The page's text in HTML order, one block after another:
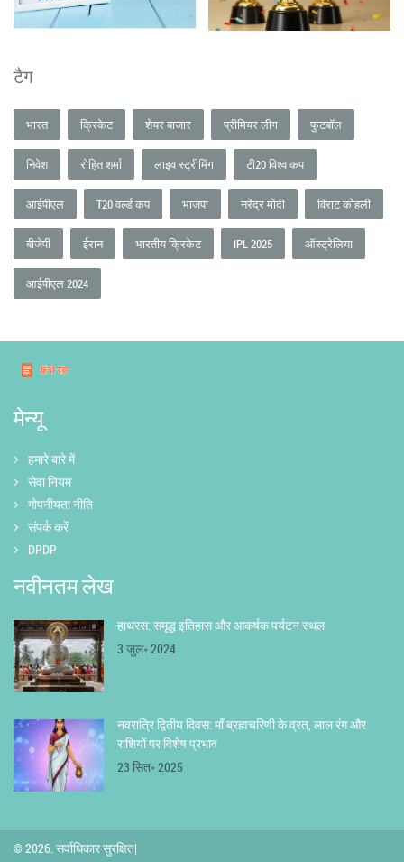
टैग
भारत क्रिकेट शेयर बाजार प्रीमियर लीग फुटबॉल
निवेश रोहित शर्मा लाइव स्ट्रीमिंग टी20 विश्व कप
आईपीएल T20 वर्ल्ड कप भाजपा नरेंद्र मोदी विराट कोहली
बीजेपी ईरान भारतीय क्रिकेट IPL 2025 ऑस्ट्रेलिया
आईपीएल 2024
मेन्यू
हमारे बारे में
सेवा नियम
गोपनीयता नीति
संपर्क करें
DPDP
नवीनतम लेख
हाथरस: समृद्ध इतिहास और आकर्षक पर्यटन स्थल
3 जुल॰ 2024
नवरात्रि द्वितीय दिवस: माँ ब्रह्मचरिणी के व्रत, लाल रंग और
राशियों पर विशेष प्रभाव
23 सित॰ 2025
© 2026. सर्वाधिकार सुरक्षित|